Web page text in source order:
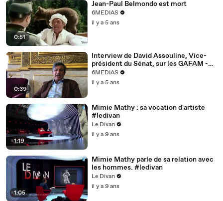
0:51
Jean-Paul Belmondo est mort
6MEDIAS
il y a 5 ans
0:39
Interview de David Assouline, Vice-
président du Sénat, sur les GAFAM -
partie 1
6MEDIAS
il y a 5 ans
1:19
Mimie Mathy : sa vocation d'artiste
#ledivan
Le Divan
il y a 9 ans
1:05
Mimie Mathy parle de sa relation avec
les hommes. #ledivan
Le Divan
il y a 9 ans